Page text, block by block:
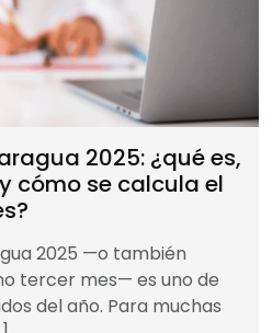
2025: ¿qué es,
cómo se calcula el
2025 —o también
tercer mes— es uno de
del año. Para muchas